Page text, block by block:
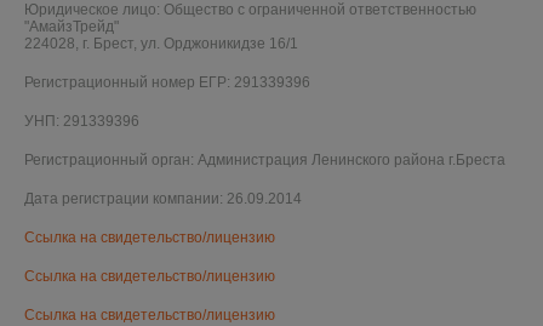
Юридическое лицо: Общество с ограниченной ответственностью
"АмайзТрейд"
224028, г. Брест, ул. Орджоникидзе 16/1
Регистрационный номер ЕГР: 291339396
УНП: 291339396
Регистрационный орган: Администрация Ленинского района г.Бреста
Дата регистрации компании: 26.09.2014
Ссылка на свидетельство/лицензию
Ссылка на свидетельство/лицензию
Ссылка на свидетельство/лицензию